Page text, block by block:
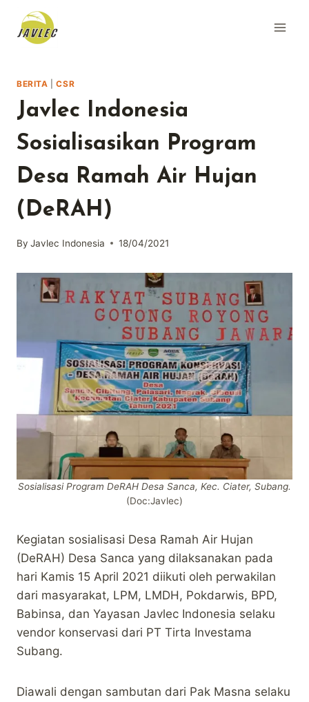
content
BERITA |CSR
Javlec Indonesia
Sosialisasikan Program
Desa Ramah Air Hujan
(DeRAH)
By Javlec Indonesia 18/04/2021
Sosialisasi Program DeRAH Desa Sanca, Kec. Ciater, Subang.
(Doc:Javlec)
Kegiatan sosialisasi Desa Ramah Air Hujan
(DeRAH) Desa Sanca yang dilaksanakan pada
hari Kamis 15 April 2021 diikuti oleh perwakilan
dari masyarakat, LPM, LMDH, Pokdarwis, BPD,
Babinsa, dan Yayasan Javlec Indonesia selaku
vendor konservasi dari PT Tirta Investama
Subang.
Diawali dengan sambutan dari Pak Masna selaku